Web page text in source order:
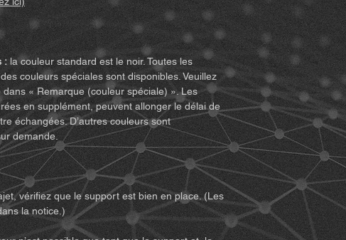
: la couleur standard est le noir. Toutes les
couleurs spéciales sont disponibles. Veuillez
« Remarque (couleur spéciale) ». Les
en supplément, peuvent allonger le délai de
échangées. D’autres couleurs sont
demande.
vérifiez que le support est bien en place. (Les
la notice.)
Pour les
articulée
Pour les
avec Quickclip
Remarques :
De
occasionnellement
d’ajustement et de
néanmoins neufs et
ne peuvent pas être
pièce imprimée est
retournez le produit
1. Vous devez
les risques (y
comportement
d’autres
du produit.
2. Vous devez vous
permet l’utilisation
condition physique
équipements
devez également
pas vos capacités et
sécurité.
3. Vous devez être
la responsabilité de
4. Vous devez lire